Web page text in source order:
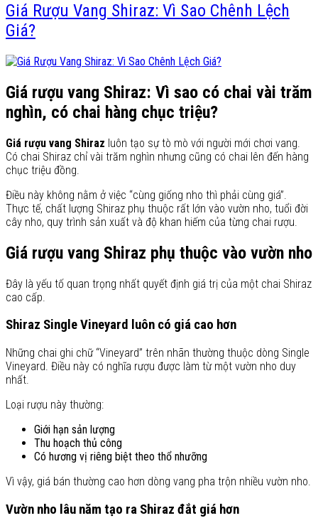
Giá Rượu Vang Shiraz: Vì Sao Chênh Lệch
Giá?
Giá rượu vang Shiraz: Vì sao có chai vài trăm
nghìn, có chai hàng chục triệu?
Giá rượu vang Shiraz luôn tạo sự tò mò với người mới chơi vang.
Có chai Shiraz chỉ vài trăm nghìn nhưng cũng có chai lên đến hàng
chục triệu đồng.
Điều này không nằm ở việc “cùng giống nho thì phải cùng giá”.
Thực tế, chất lượng Shiraz phụ thuộc rất lớn vào vườn nho, tuổi đời
cây nho, quy trình sản xuất và độ khan hiếm của từng chai rượu.
Giá rượu vang Shiraz phụ thuộc vào vườn nho
Đây là yếu tố quan trọng nhất quyết định giá trị của một chai Shiraz
cao cấp.
Shiraz Single Vineyard luôn có giá cao hơn
Những chai ghi chữ “Vineyard” trên nhãn thường thuộc dòng Single
Vineyard. Điều này có nghĩa rượu được làm từ một vườn nho duy
nhất.
Loại rượu này thường:
Giới hạn sản lượng
Thu hoạch thủ công
Có hương vị riêng biệt theo thổ nhưỡng
Vì vậy, giá bán thường cao hơn dòng vang pha trộn nhiều vườn nho.
Vườn nho lâu năm tạo ra Shiraz đắt giá hơn